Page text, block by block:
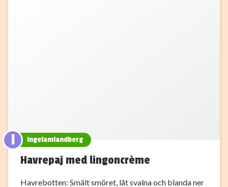
I ingelamlandberg
Havrepaj med lingoncrème
Havrebotten: Smält smöret, låt svalna och blanda ner